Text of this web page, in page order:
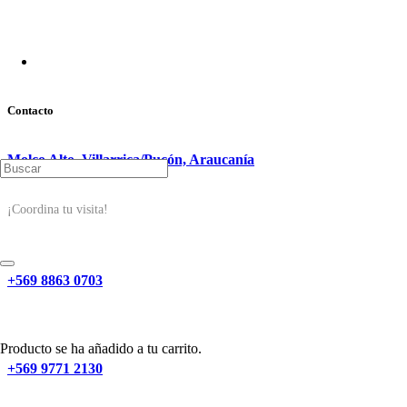
Producto se ha añadido a tu carrito.
Contacto
Molco Alto, Villarrica/Pucón, Araucanía
¡Coordina tu visita!
+569 8863 0703
+569 9771 2130